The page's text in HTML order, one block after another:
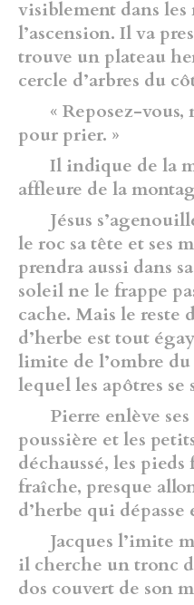
visiblement dans les
l’ascension. Il va
trouve un plateau
cercle d’arbres du
« Reposez-vous,
pour prier. »
Il indique de la
affleure de la
Jésus
le roc sa tête et ses
prendra aussi dans
soleil ne le frappe
cache. Mais le reste
d’herbe est tout
limite de l’ombre du
lequel les apôtres se
Pierre enlève ses
poussière et les
déchaussé, les
fraîche, presque
d’herbe qui
Jacques l’imite
il cherche un tronc
dos couvert de son